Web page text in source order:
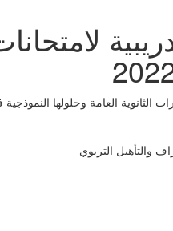
الثانوية العامة وحلولها
والتأهيل التربوي